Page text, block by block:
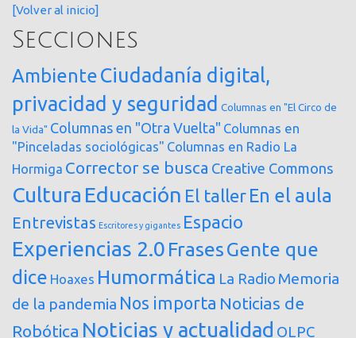
[Volver al inicio]
Secciones
AmbienteCiudadanía digital,
privacidad y seguridad Columnas en "El Circo de
la Vida" Columnas en "Otra Vuelta" Columnas en
"Pinceladas sociológicas" Columnas en Radio La
Hormiga Corrector se busca Creative Commons
Cultura Educación El taller En el aula
Entrevistas Escritores y gigantes Espacio
Experiencias 2.0 FrasesGente que
dice Hoaxes Humormática La Radio Memoria
de la pandemia Nos importa Noticias de
Robótica Noticias y actualidad OLPC